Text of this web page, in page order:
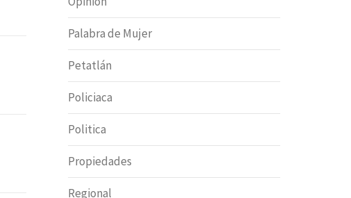
Palabra de Mujer
Petatlán
Policiaca
Politica
Propiedades
Regional